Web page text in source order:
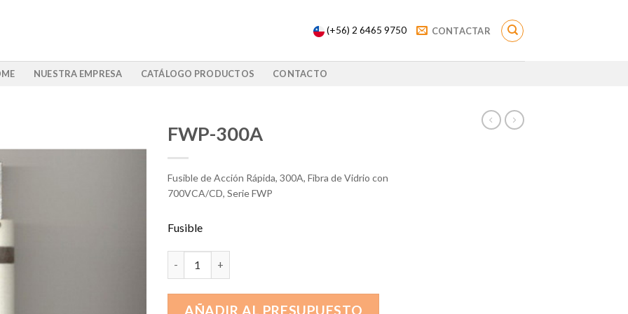
(+56) 2 6465 9750 CONTACTAR
NUESTRA EMPRESA CATÁLOGO PRODUCTOS CONTACTO
FWP-300A
Fusible de Acción Rápida, 300A, Fibra de Vidrio con
700VCA/CD, Serie FWP
Fusible
AÑADIR AL PRESUPUESTO